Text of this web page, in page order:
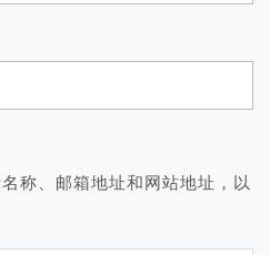
称、邮箱地址和网站地址，以